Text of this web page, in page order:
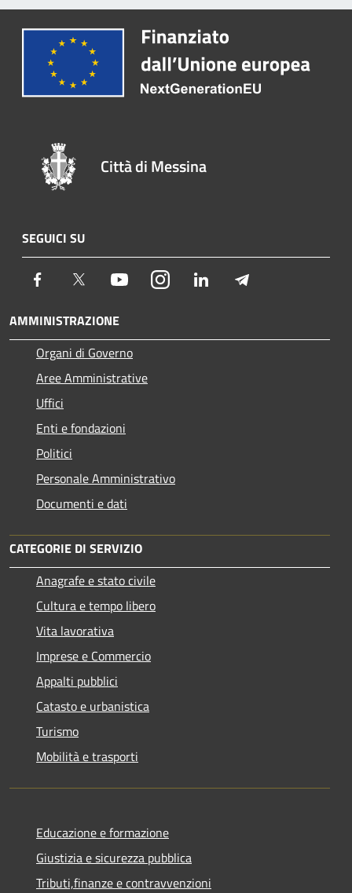
Città di Messina
SEGUICI SU
Facebook Twitter YoutubeInstagram LinkedIn
AMMINISTRAZIONE
Organi di Governo
Aree Amministrative
Uffici
Enti e fondazioni
Politici
Personale Amministrativo
Documenti e dati
CATEGORIE DI SERVIZIO
Anagrafe e stato civile
Cultura e tempo libero
Vita lavorativa
Imprese e Commercio
Appalti pubblici
Catasto e urbanistica
Turismo
Mobilità e trasporti
Educazione e formazione
Giustizia e sicurezza pubblica
Tributi,finanze e contravvenzioni